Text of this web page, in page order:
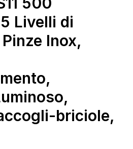
Livelli di
Inox,
briciole,